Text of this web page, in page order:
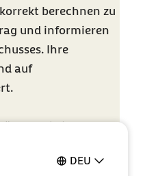
DEU
berechnen zu
und informieren
Ihre
auf
Sie innerhalb
Den
direkt